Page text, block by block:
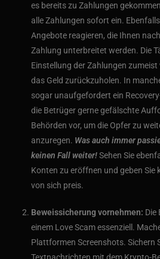
es bereits zu Zahlungen
alle Zahlungen sofort ein.
Angebote reagieren, die Ihnen
Zahlung unterbreitet werden. Die
Einstellung der Zahlungen zumeist
das Geld zurückzuholen. In
sogar unaufgefordert ein
die Betrüger gerne gefälschte
Behörden vor, um die Opfer zu
anzuregen. Was auch immer
keinen Fall weiter!Sehen Sie
Konten zu eröffnen und geben Sie
von sich preis.
Beweissicherung vornehmen: Die
einem Love Scam essenziell.
Plattformen Screenshots. Sichern